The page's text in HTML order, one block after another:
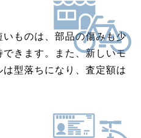
ものは、部品の傷みも少
きます。また、新しいモ
型落ちになり、査定額は